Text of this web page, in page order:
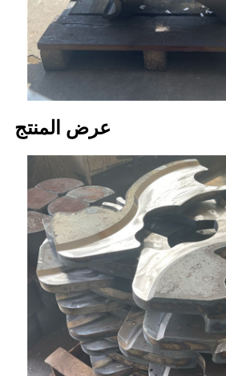
عرض المنتج